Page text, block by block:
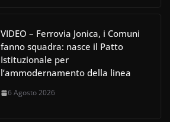
VIDEO – Ferrovia Jonica, i Comuni
fanno squadra: nasce il Patto
Istituzionale per
l’ammodernamento della linea
6 Agosto 2026